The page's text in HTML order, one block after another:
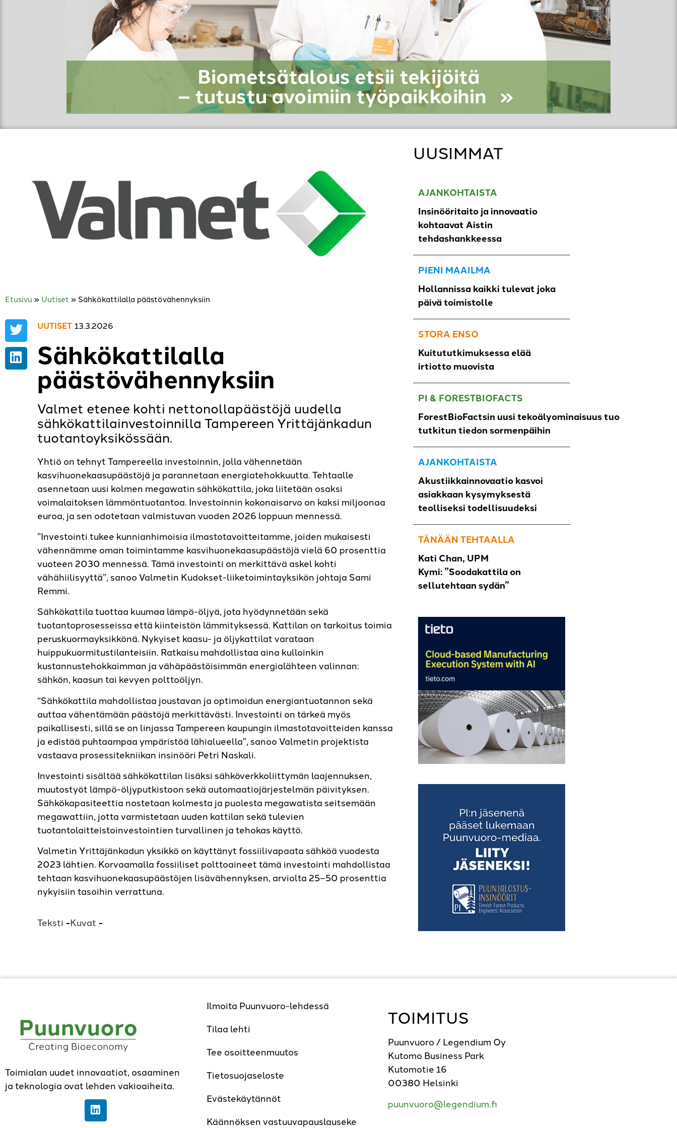
Etusivu » Uutiset » Sähkökattilalla päästövähennyksiin
UUTISET 13.3.2026
Sähkökattilalla
päästövähennyksiin
Valmet etenee kohti nettonollapäästöjä uudella
sähkökattilainvestoinnilla Tampereen Yrittäjänkadun
tuotantoyksikössään.
Yhtiö on tehnyt Tampereella investoinnin, jolla vähennetään
kasvihuonekaasupäästöjä ja parannetaan energiatehokkuutta. Tehtaalle
asennetaan uusi kolmen megawatin sähkökattila, joka liitetään osaksi
voimalaitoksen lämmöntuotantoa. Investoinnin kokonaisarvo on kaksi miljoonaa
euroa, ja sen odotetaan valmistuvan vuoden 2026 loppuun mennessä.
”Investointi tukee kunnianhimoisia ilmastotavoitteitamme, joiden mukaisesti
vähennämme oman toimintamme kasvihuonekaasupäästöjä vielä 60 prosenttia
vuoteen 2030 mennessä. Tämä investointi on merkittävä askel kohti
vähähiilisyyttä”, sanoo Valmetin Kudokset-liiketoimintayksikön johtaja Sami
Remmi.
Sähkökattila tuottaa kuumaa lämpö-öljyä, jota hyödynnetään sekä
tuotantoprosesseissa että kiinteistön lämmityksessä. Kattilan on tarkoitus toimia
peruskuormayksikkönä. Nykyiset kaasu- ja öljykattilat varataan
huippukuormitustilanteisiin. Ratkaisu mahdollistaa aina kulloinkin
kustannustehokkaimman ja vähäpäästöisimmän energialähteen valinnan:
sähkön, kaasun tai kevyen polttoöljyn.
“Sähkökattila mahdollistaa joustavan ja optimoidun energiantuotannon sekä
auttaa vähentämään päästöjä merkittävästi. Investointi on tärkeä myös
paikallisesti, sillä se on linjassa Tampereen kaupungin ilmastotavoitteiden kanssa
ja edistää puhtaampaa ympäristöä lähialueella”, sanoo Valmetin projektista
vastaava prosessitekniikan insinööri Petri Naskali.
Investointi sisältää sähkökattilan lisäksi sähköverkkoliittymän laajennuksen,
muutostyöt lämpö-öljyputkistoon sekä automaatiojärjestelmän päivityksen.
Sähkökapasiteettia nostetaan kolmesta ja puolesta megawatista seitsemään
megawattiin, jotta varmistetaan uuden kattilan sekä tulevien
tuotantolaitteistoinvestointien turvallinen ja tehokas käyttö.
Valmetin Yrittäjänkadun yksikkö on käyttänyt fossiilivapaata sähköä vuodesta
2023 lähtien. Korvaamalla fossiiliset polttoaineet tämä investointi mahdollistaa
tehtaan kasvihuonekaasupäästöjen lisävähennyksen, arviolta 25–50 prosenttia
nykyisiin tasoihin verrattuna.
- -
UUSIMMAT
AJANKOHTAISTA
Insinööritaito ja innovaatio
kohtaavat Aistin
tehdashankkeessa
PIENI MAAILMA
Hollannissa kaikki tulevat joka
päivä toimistolle
STORA ENSO
Kuitututkimuksessa elää
irtiotto muovista
PI & FORESTBIOFACTS
ForestBioFactsin uusi tekoälyominaisuus tuo
tutkitun tiedon sormenpäihin
AJANKOHTAISTA
Akustiikkainnovaatio kasvoi
asiakkaan kysymyksestä
teolliseksi todellisuudeksi
TÄNÄÄN TEHTAALLA
Kati Chan, UPM
Kymi: ”Soodakattila on
sellutehtaan sydän”
Toimialan uudet innovaatiot, osaaminen
ja teknologia ovat lehden vakioaiheita.
Ilmoita Puunvuoro-lehdessä
Tilaa lehti
Tee osoitteenmuutos
Tietosuojaseloste
Evästekäytännöt
Käännöksen vastuuvapauslauseke
TOIMITUS
Puunvuoro / Legendium Oy
Kutomo Business Park
Kutomotie 16
00380 Helsinki
puunvuoro@legendium.fi